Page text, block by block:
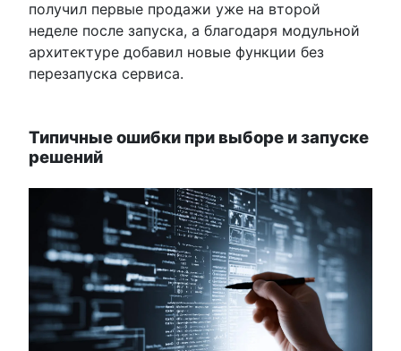
получил первые продажи уже на второй
неделе после запуска, а благодаря модульной
архитектуре добавил новые функции без
перезапуска сервиса.
Типичные ошибки при выборе и запуске
решений